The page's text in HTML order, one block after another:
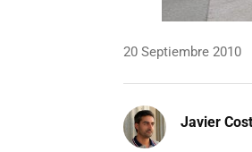
20 Septiembre 2010
Javier